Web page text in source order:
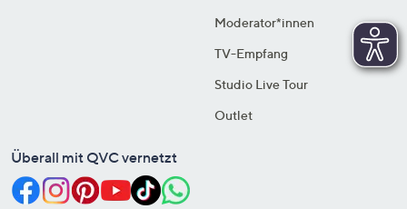
Moderator*innen
TV-Empfang
Studio Live Tour
Outlet
Überall mit QVC vernetzt